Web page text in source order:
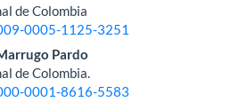
de Colombia
0005-1125-3251
Pardo
de Colombia.
0001-8616-5583